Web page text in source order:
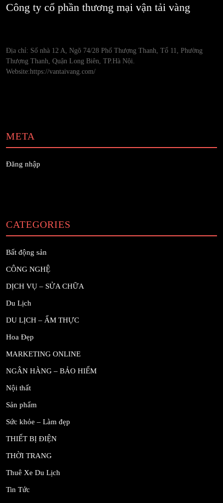
Công ty cổ phần thương mại vận tải vàng
Địa chỉ: Số nhà 12 A, Ngõ 74/28 Phố Thượng Thanh, Tổ 11, Phường
Thượng Thanh, Quận Long Biên, TP.Hà Nội.
Website:https://vantaivang.com/
META
Đăng nhập
CATEGORIES
Bất động sản
CÔNG NGHỆ
DỊCH VỤ – SỬA CHỮA
Du Lịch
DU LỊCH – ẨM THỰC
Hoa Đẹp
MARKETING ONLINE
NGÂN HÀNG – BẢO HIỂM
Nội thất
Sản phẩm
Sức khỏe – Làm đẹp
THIẾT BỊ ĐIỆN
THỜI TRANG
Thuê Xe Du Lịch
Tin Tức